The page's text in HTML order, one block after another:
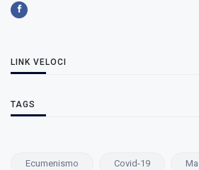
LINK VELOCI
TAGS
Ecumenismo Covid-19